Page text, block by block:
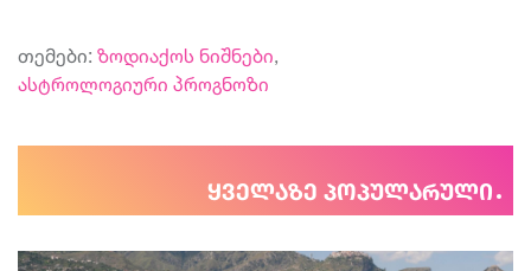
თემები: ზოდიაქოს ნიშნები,
ასტროლოგიური პროგნოზი
ყველაზე პოპულარული